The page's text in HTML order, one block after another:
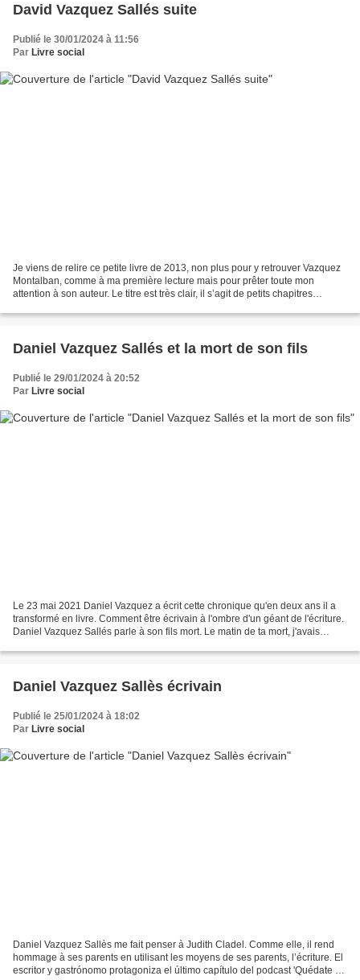
David Vazquez Sallés suite
Publié le 30/01/2024 à 11:56
Par Livre social
Je viens de relire ce petite livre de 2013, non plus pour y retrouver Vazquez
Montalban, comme à ma première lecture mais pour prêter toute mon
attention à son auteur. Le titre est très clair, il s’agit de petits chapitres
Daniel Vazquez Sallés et la mort de son fils
Publié le 29/01/2024 à 20:52
Par Livre social
Le 23 mai 2021 Daniel Vazquez a écrit cette chronique qu'en deux ans il a
transformé en livre. Comment être écrivain à l'ombre d'un géant de l'écriture.
Daniel Vazquez Sallés parle à son fils mort. Le matin de ta mort, j'avais
Daniel Vazquez Sallès écrivain
Publié le 25/01/2024 à 18:02
Par Livre social
Daniel Vazquez Sallès me fait penser à Judith Cladel. Comme elle, il rend
hommage à ses parents en utilisant les moyens de ses parents, l’écriture. El
escritor y gastrónomo protagoniza el último capítulo del podcast 'Quédate a